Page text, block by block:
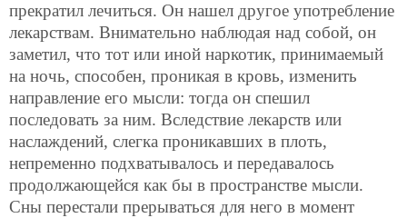
прекратил лечиться. Он нашел другое употребление
лекарствам. Внимательно наблюдая над собой, он
заметил, что тот или иной наркотик, принимаемый
на ночь, способен, проникая в кровь, изменить
направление его мысли: тогда он спешил
последовать за ним. Вследствие лекарств или
наслаждений, слегка проникавших в плоть,
непременно подхватывалось и передавалось
продолжающейся как бы в пространстве мысли.
Сны перестали прерываться для него в момент